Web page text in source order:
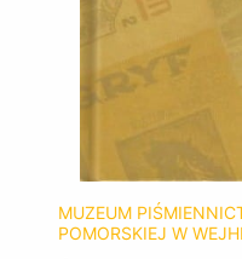
MUZEUM
POMORSKIEJ W